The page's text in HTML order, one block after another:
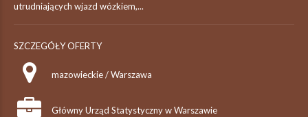
utrudniających wjazd wózkiem,...
SZCZEGÓŁY OFERTY
mazowieckie / Warszawa
Główny Urząd Statystyczny w Warszawie